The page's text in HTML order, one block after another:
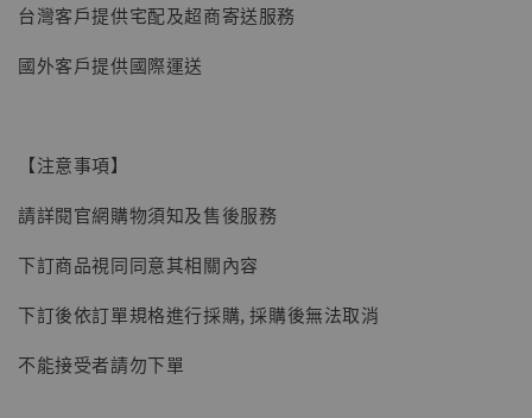
【現貨】BJSTUDIO 1/6系列可動蒐藏人偶 讓
NT$ 5,300
台灣客戶提供宅配及超商寄送服務
國外客戶提供國際運送
【注意事項】
請詳閱官網購物須知及售後服務
下訂商品視同同意其相關內容
下訂後依訂單規格進行採購, 採購後無法取消
不能接受者請勿下單